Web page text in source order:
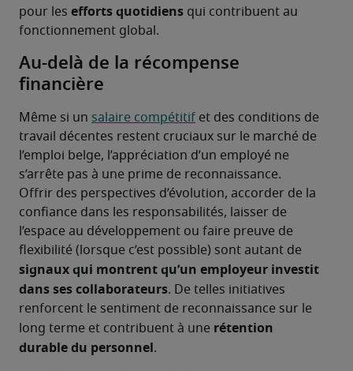
pour les efforts quotidiens qui contribuent au
fonctionnement global.
Au-delà de la récompense
financière
Même si un salaire compétitif et des conditions de
travail décentes restent cruciaux sur le marché de
l’emploi belge, l’appréciation d’un employé ne
s’arrête pas à une prime de reconnaissance.
Offrir des perspectives d’évolution, accorder de la
confiance dans les responsabilités, laisser de
l’espace au développement ou faire preuve de
signaux qui montrent qu’un employeur investit
dans ses collaborateurs. De telles initiatives
renforcent le sentiment de reconnaissance sur le
long terme et contribuent à une rétention
durable du personnel.